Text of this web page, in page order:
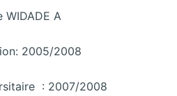
WIDADE A
2005/2008
: 2007/2008